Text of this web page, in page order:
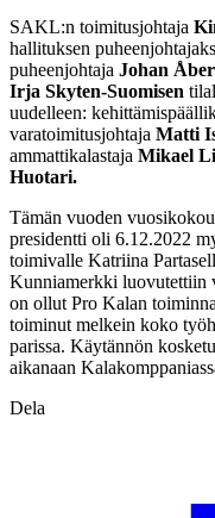
SAKL:n toimitusjohtaja
hallituksen
puheenjohtaja Johan
Irja Skyten-Suomisen
uudelleen:
varatoimitusjohtaja Matti
ammattikalastaja Mikael
Huotari.
Tämän vuoden
presidentti oli 6.12.2022
toimivalle Katriina
Kunniamerkki luovutettiin
on ollut Pro Kalan
toiminut melkein koko
parissa. Käytännön
aikanaan
Dela